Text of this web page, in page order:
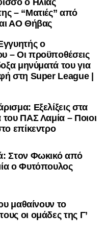
Σταυρόπουλος,
ο Ηλίας
– “Ματιές” από
ΑΟ Θήβας
ο
– Οι προϋποθέσεις
μηνύματά του για
στη Super League |
Εξελίξεις στα
του ΠΑΣ Λαμία – Ποιοι
επίκεντρο
Στον Φωκικό από
ο Φυτόπουλος
μαθαίνουν το
οι ομάδες της Γ’